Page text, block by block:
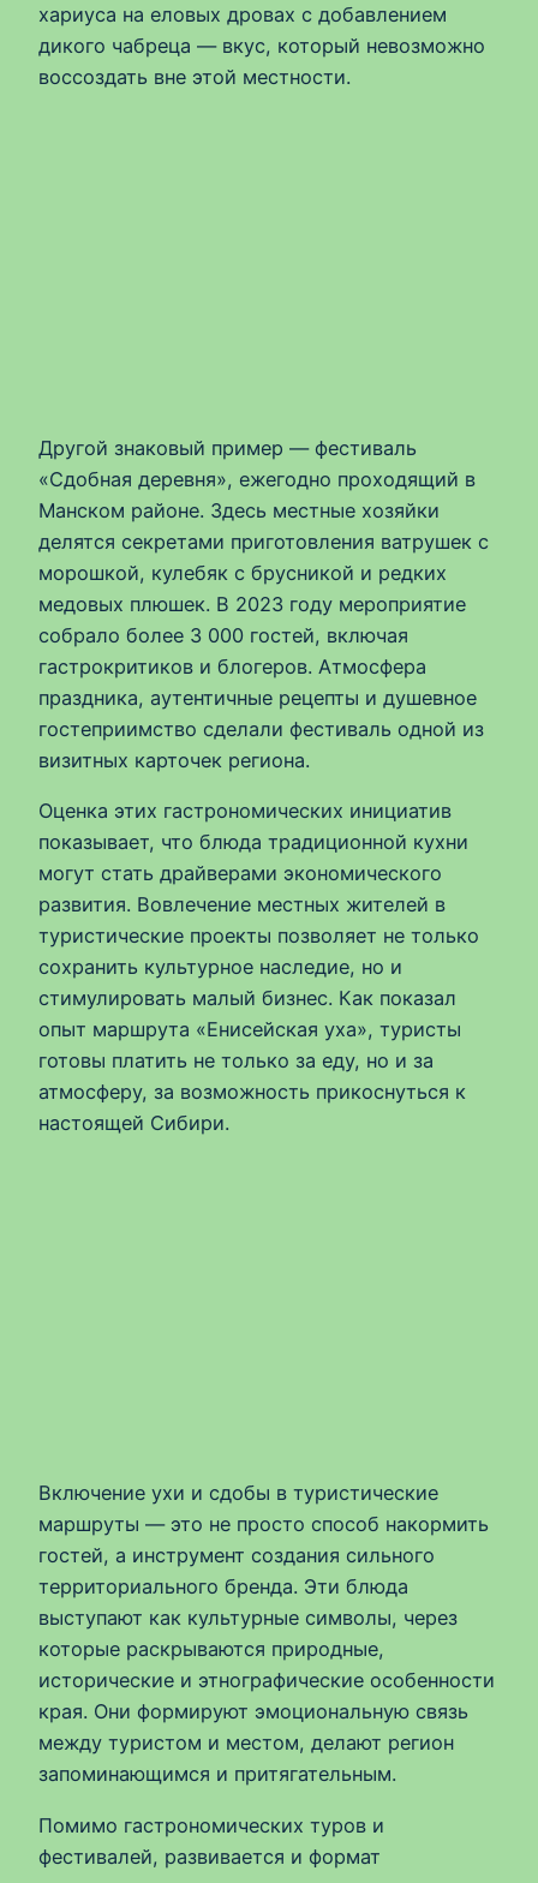
хариуса на еловых дровах с добавлением
дикого чабреца — вкус, который невозможно
воссоздать вне этой местности.
Другой знаковый пример — фестиваль
«Сдобная деревня», ежегодно проходящий в
Манском районе. Здесь местные хозяйки
делятся секретами приготовления ватрушек с
морошкой, кулебяк с брусникой и редких
медовых плюшек. В 2023 году мероприятие
собрало более 3 000 гостей, включая
гастрокритиков и блогеров. Атмосфера
праздника, аутентичные рецепты и душевное
гостеприимство сделали фестиваль одной из
визитных карточек региона.
Оценка этих гастрономических инициатив
показывает, что блюда традиционной кухни
могут стать драйверами экономического
развития. Вовлечение местных жителей в
туристические проекты позволяет не только
сохранить культурное наследие, но и
стимулировать малый бизнес. Как показал
опыт маршрута «Енисейская уха», туристы
готовы платить не только за еду, но и за
атмосферу, за возможность прикоснуться к
настоящей Сибири.
Включение ухи и сдобы в туристические
маршруты — это не просто способ накормить
гостей, а инструмент создания сильного
территориального бренда. Эти блюда
выступают как культурные символы, через
которые раскрываются природные,
исторические и этнографические особенности
края. Они формируют эмоциональную связь
между туристом и местом, делают регион
запоминающимся и притягательным.
Помимо гастрономических туров и
фестивалей, развивается и формат